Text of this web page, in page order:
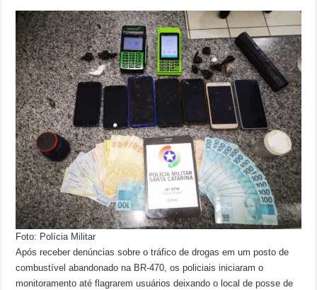
Foto: Polícia Militar
Após receber denúncias sobre o tráfico de drogas em um posto de
combustível abandonado na BR-470, os policiais iniciaram o
monitoramento até flagrarem usuários deixando o local de posse de